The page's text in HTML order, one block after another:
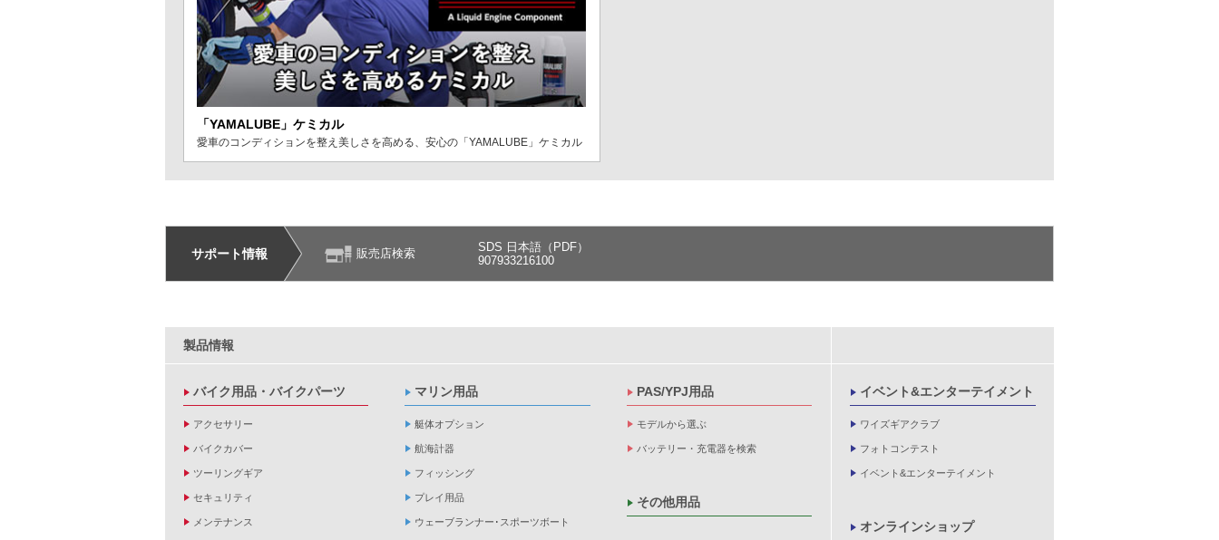
「YAMALUBE」ケミカル
愛車のコンディションを整え美しさを高める、安心の「YAMALUBE」ケミカル
サポート情報 販売店検索
SDS 日本語（PDF）
907933216100
製品情報
バイク用品・バイクパーツ
アクセサリー
バイクカバー
ツーリングギア
セキュリティ
メンテナンス
マリン用品
艇体オプション
航海計器
フィッシング
プレイ用品
ウェーブランナー･スポーツボート
PAS/YPJ用品
モデルから選ぶ
バッテリー・充電器を検索
その他用品
イベント&エンターテイメント
ワイズギアクラブ
フォトコンテスト
イベント&エンターテイメント
オンラインショップ